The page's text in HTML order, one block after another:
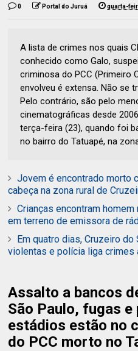
0 Portal do Juruá quarta-
A lista de crimes nos quais
conhecido como Galo,
criminosa do PCC (Primeiro
envolveu é extensa. Não se
Pelo contrário, são pelo
cinematográficas desde
terça-feira (23), quando foi
no bairro do Tatuapé, na
Jovem é encontrado morto
cabeça na zona rural de
Crianças encontram
em terreno de emissora de
Em quatro dias, Cruzeiro
violentas e polícia liga crimes
Assalto a bancos
São Paulo, fugas
estádios estão no
do PCC morto no